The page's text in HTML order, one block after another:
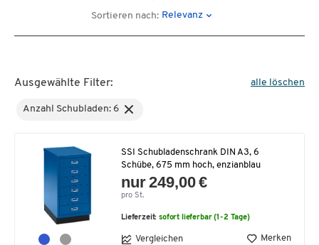
Sortieren nach: Relevanz
Ausgewählte Filter: alle löschen
Anzahl Schubladen: 6
SSI Schubladenschrank DIN A3, 6
Schübe, 675 mm hoch, enzianblau
nur 249,00 €
pro St.
Lieferzeit:sofort lieferbar (1-2 Tage)
Vergleichen Merken